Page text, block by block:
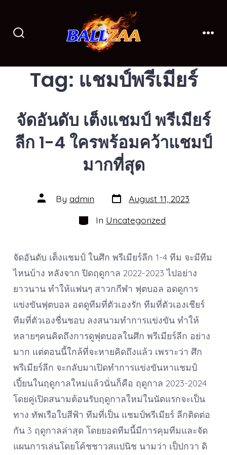
content
Tag: แชมป์พรีเมียร์
จัดอันดับ เต็งแชมป์ พรีเมียร์
ลีก 1-4 ใครพร้อมคว้าแชมป์
มากที่สุด
Post
author
By admin Post
date
August 11, 2023
Categories
In Uncategorized
จัดอันดับ เต็งแชมป์ ในศึก พรีเมียร์ลีก 1-4 ทีม จะมีทีม
ไหนบ้าง หลังจาก ปิดฤดูกาล 2022-2023 ไปอย่าง
ยาวนาน ทำให้แฟนๆ สาวกกีฬา ฟุตบอล อดดูการ
แข่งขันฟุตบอล อดดูทีมที่ตัวเองรัก ทีมที่ตัวเองเชียร์
ทีมที่ตัวเองชื่นชอบ ลงสนามทำการแข่งขัน ทำให้
หลายๆคนคิดถึงการดูฟุตบอลในศึก พรีเมียร์ลีก อย่าง
มาก แต่ตอนนี้ใกล้ที่จะหายคิดถึงแล้ว เพราะว่า ศึก
พรีเมียร์ลีก จะกลับมาเปิดทำการแข่งขันหาแชมป์
เปี้ยนในฤดูกาลใหม่แล้วนั่นก็คือ ฤดูกาล 2023-2024
โดยคู่เปิดสนามต้อนรับฤดูกาลใหม่ในนัดแรกจะเป็น
ทาง ทัพเรือใบสีฟ้า ทีมที่เป็น แชมป์พรีเมียร์ ลีกติดต่อ
กัน 3 ฤดูกาลล่าสุด โดยยอดทีมนี้มีการคุมทีมและจัด
แผนการเล่นโดยโค้ชชาวสแปนิช นามว่า เป็ปกวา ดิ